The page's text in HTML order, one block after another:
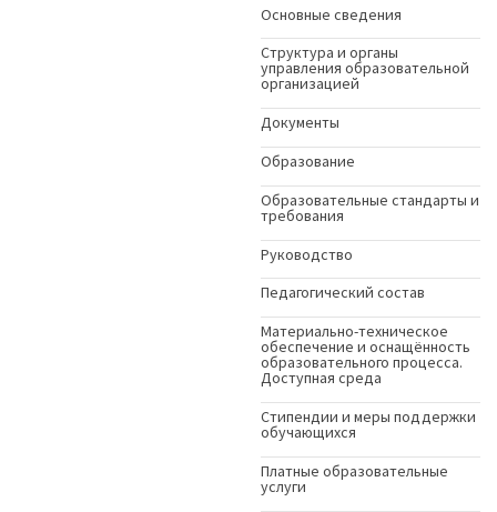
Основные сведения
Структура и органы
управления образовательной
организацией
Документы
Образование
Образовательные стандарты и
требования
Руководство
Педагогический состав
Материально-техническое
обеспечение и оснащённость
образовательного процесса.
Доступная среда
Стипендии и меры поддержки
обучающихся
Платные образовательные
услуги